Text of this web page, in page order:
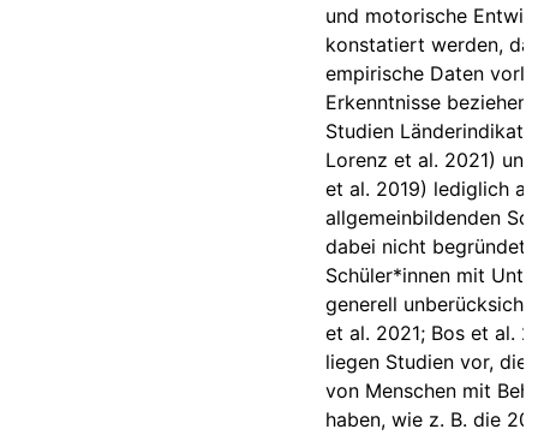
und motorische
konstatiert werden,
empirische Daten
Erkenntnisse beziehen
Studien
Lorenz et al. 2021)
et al. 2019) lediglich
allgemeinbildenden
dabei nicht begründet,
Schüler*innen mit
generell
et al. 2021; Bos et al.
liegen Studien vor, die
von Menschen mit
haben, wie z. B. die